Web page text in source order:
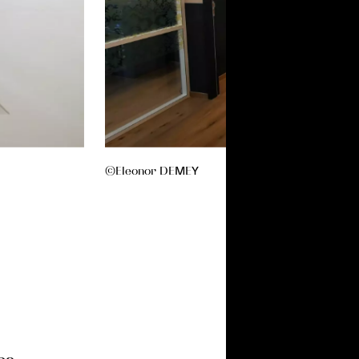
©Eleonor DEMEY